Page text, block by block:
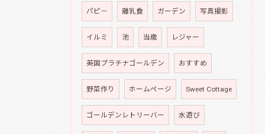
パピ－ 離乳食 ガーデン 写真撮影
イルミ 池 当歳 レジャー
英国プラチナゴールデン おすすめ
野菜作り ホームページ Sweet Cottage
ゴールデンレトリーバー 水遊び